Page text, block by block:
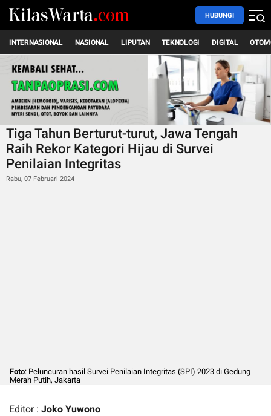
HUBUNGI
INTERNASIONAL NASIONAL LIPUTAN TEKNOLOGI DIGITAL
Tiga Tahun Berturut-turut, Jawa Tengah
Raih Rekor Kategori Hijau di Survei
Penilaian Integritas
Rabu, 07 Februari 2024
Foto: Peluncuran hasil Survei Penilaian Integritas (SPI) 2023 di Gedung
Merah Putih, Jakarta
Editor : Joko Yuwono